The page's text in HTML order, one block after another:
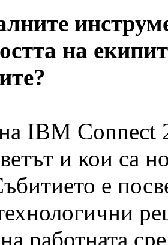
на
IBM Connect
и кои са
е
работната